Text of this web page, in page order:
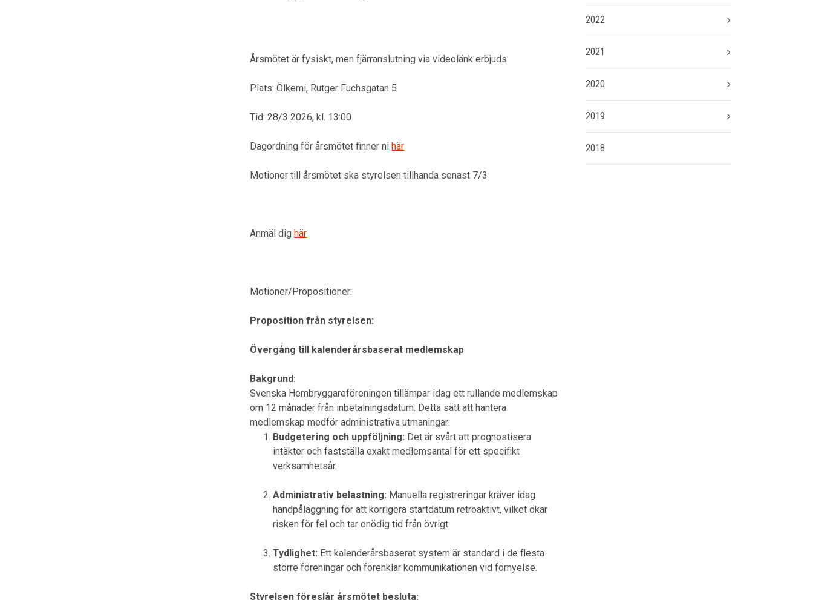
Årsmötet är fysiskt, men fjärranslutning via videolänk erbjuds.
Plats: Ölkemi, Rutger Fuchsgatan 5
Tid: 28/3 2026, kl. 13:00
Dagordning för årsmötet finner nihär
Motioner till årsmötet ska styrelsen tillhanda senast 7/3
Anmäl dighär
Motioner/Propositioner:
Proposition från styrelsen:
Övergång till kalenderårsbaserat medlemskap
Bakgrund:
Svenska Hembryggareföreningen tillämpar idag ett rullande medlemskap
om 12 månader från inbetalningsdatum. Detta sätt att hantera
medlemskap medför administrativa utmaningar:
Budgetering och uppföljning: Det är svårt att prognostisera
intäkter och fastställa exakt medlemsantal för ett specifikt
verksamhetsår.
Administrativ belastning: Manuella registreringar kräver idag
handpåläggning för att korrigera startdatum retroaktivt, vilket ökar
risken för fel och tar onödig tid från övrigt.
Tydlighet: Ett kalenderårsbaserat system är standard i de flesta
större föreningar och förenklar kommunikationen vid förnyelse.
Styrelsen föreslår årsmötet besluta:
2022
2021
2020
2019
2018